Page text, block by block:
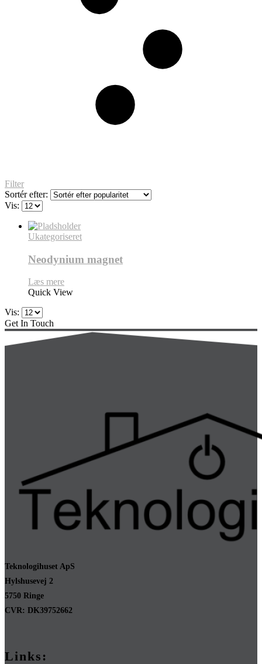
Filter
Sortér efter:
Vis:
Ukategoriseret
Neodynium magnet
Læs mere
Quick View
Vis:
Get In Touch
Teknologihuset ApS
Hylshusevej 2
5750 Ringe
CVR: DK39752662
Links: